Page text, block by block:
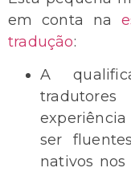
em conta na
tradução:
A
ser
nativos